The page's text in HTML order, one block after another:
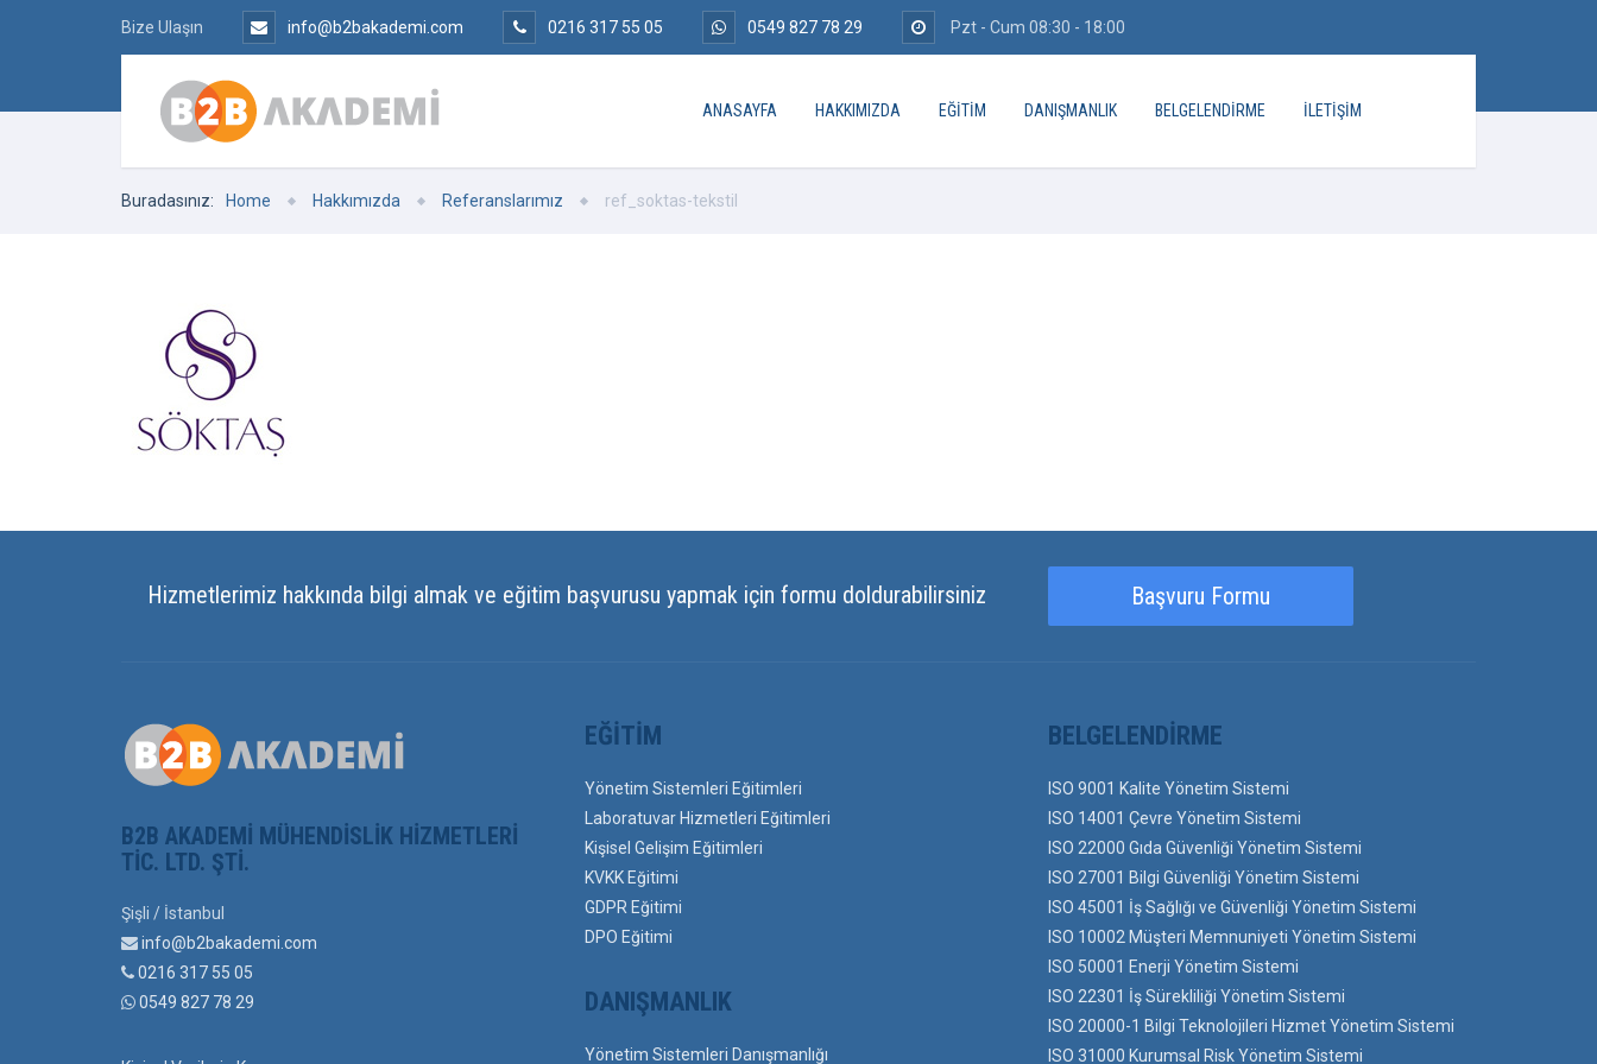
Bize Ulaşın info@b2bakademi.com 0216 317 55 05 0549 827 78 29 Pzt - Cum 08:30 - 18:00
ANASAYFA HAKKIMIZDA EĞITIM DANIŞMANLIK BELGELENDIRME İLETIŞIM
Buradasınız: Home Hakkımızda Referanslarımız ref_soktas-tekstil
Hizmetlerimiz hakkında bilgi almak ve eğitim başvurusu yapmak için formu doldurabilirsiniz Başvuru Formu
B2B AKADEMI MÜHENDISLIK HIZMETLERI
TIC. LTD. ŞTI.
Şişli / İstanbul
info@b2bakademi.com
0216 317 55 05
0549 827 78 29
EĞITIM
Yönetim Sistemleri Eğitimleri
Laboratuvar Hizmetleri Eğitimleri
Kişisel Gelişim Eğitimleri
KVKK Eğitimi
GDPR Eğitimi
DPO Eğitimi
DANIŞMANLIK
Yönetim Sistemleri Danışmanlığı
BELGELENDIRME
ISO 9001 Kalite Yönetim Sistemi
ISO 14001 Çevre Yönetim Sistemi
ISO 22000 Gıda Güvenliği Yönetim Sistemi
ISO 27001 Bilgi Güvenliği Yönetim Sistemi
ISO 45001 İş Sağlığı ve Güvenliği Yönetim Sistemi
ISO 10002 Müşteri Memnuniyeti Yönetim Sistemi
ISO 50001 Enerji Yönetim Sistemi
ISO 22301 İş Sürekliliği Yönetim Sistemi
ISO 20000-1 Bilgi Teknolojileri Hizmet Yönetim Sistemi
ISO 31000 Kurumsal Risk Yönetim Sistemi